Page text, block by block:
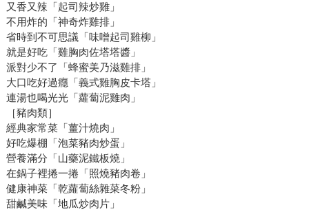
又香又辣「起司辣炒雞」
不用炸的「神奇炸雞排」
省時到不可思議「味噌起司雞柳」
就是好吃「雞胸肉佐塔塔醬」
派對少不了「蜂蜜美乃滋雞排」
大口吃好過癮「義式雞胸皮卡塔」
連湯也喝光光「蘿蔔泥雞肉」
［豬肉類］
經典家常菜「薑汁燒肉」
好吃爆棚「泡菜豬肉炒蛋」
營養滿分「山藥泥鐵板燒」
在鍋子裡捲一捲「照燒豬肉卷」
健康神菜「乾蘿蔔絲雜菜冬粉」
甜鹹美味「地瓜炒肉片」